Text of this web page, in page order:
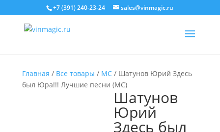
+7 (391) 240-23-24 sales@vinmagic.ru
Главная / Все товары / MC/ Шатунов Юрий Здесь
был Юра!!! Лучшие песни (MC)
Шатунов
Юрий
Здесь был